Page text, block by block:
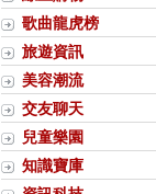
歌曲龍虎榜
旅遊資訊
美容潮流
交友聊天
兒童樂園
知識寶庫